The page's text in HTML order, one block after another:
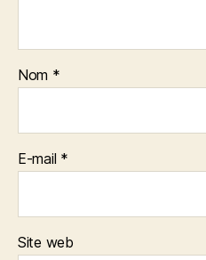
Nom *
E-mail *
Site web